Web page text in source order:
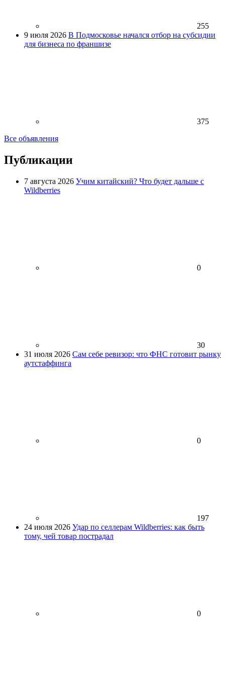
255
9 июля 2026 В Подмосковье начался отбор на субсидии
для бизнеса по франшизе
375
Все объявления
Публикации
7 августа 2026 Учим китайский? Что будет дальше с
Wildberries
0
30
31 июля 2026 Сам себе ревизор: что ФНС готовит рынку
аутстаффинга
0
197
24 июля 2026 Удар по селлерам Wildberries: как быть
тому, чей товар пострадал
0